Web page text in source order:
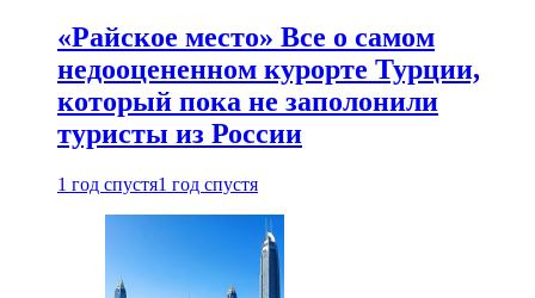
«Райское место» Все о самом
недооцененном курорте Турции,
который пока не заполонили
туристы из России
1 год спустя1 год спустя